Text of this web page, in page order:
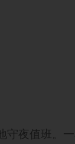
守夜值班。